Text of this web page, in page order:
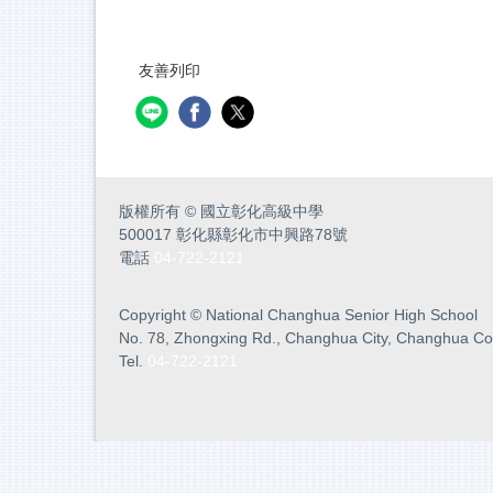
友善列印
版權所有 © 國立彰化高級中學
500017 彰化縣彰化市中興路78號
電話
Copyright © National Changhua Senior High School
No. 78, Zhongxing Rd., Changhua City, Changhua
Tel.